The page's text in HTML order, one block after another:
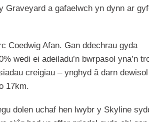
Graveyard a gafaelwch yn dynn ar
Coedwig Afan. Gan ddechrau gyda
wedi ei adeiladu’n bwrpasol yna’n
creigiau – ynghyd â darn dewisol
17km.
dolen uchaf hen lwybr y Skyline